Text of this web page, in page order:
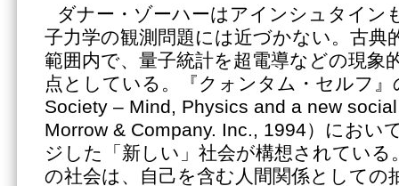
ダナー・ゾーハーはアインシュタイン
子力学の観測問題には近づかない。古典
範囲内で、量子統計を超電導などの現象
点としている。『クォンタム・セルフ』
Society – Mind, Physics and a new
Morrow & Company. Inc., 1994）におい
ジした「新しい」社会が構想されている
の社会は、自己を含む人間関係としての